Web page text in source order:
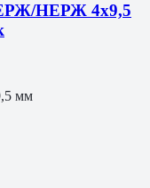
НЕРЖ 4х9,5
мм